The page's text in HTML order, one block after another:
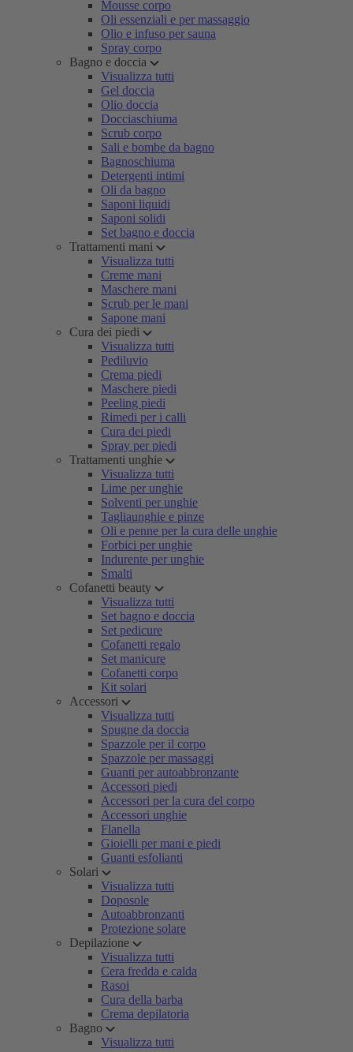
Mousse corpo
Oli essenziali e per massaggio
Olio e infuso per sauna
Spray corpo
Bagno e doccia
Visualizza tutti
Gel doccia
Olio doccia
Docciaschiuma
Scrub corpo
Sali e bombe da bagno
Bagnoschiuma
Detergenti intimi
Oli da bagno
Saponi liquidi
Saponi solidi
Set bagno e doccia
Trattamenti mani
Visualizza tutti
Creme mani
Maschere mani
Scrub per le mani
Sapone mani
Cura dei piedi
Visualizza tutti
Pediluvio
Crema piedi
Maschere piedi
Peeling piedi
Rimedi per i calli
Cura dei piedi
Spray per piedi
Trattamenti unghie
Visualizza tutti
Lime per unghie
Solventi per unghie
Tagliaunghie e pinze
Oli e penne per la cura delle unghie
Forbici per unghie
Indurente per unghie
Smalti
Cofanetti beauty
Visualizza tutti
Set bagno e doccia
Set pedicure
Cofanetti regalo
Set manicure
Cofanetti corpo
Kit solari
Accessori
Visualizza tutti
Spugne da doccia
Spazzole per il corpo
Spazzole per massaggi
Guanti per autoabbronzante
Accessori piedi
Accessori per la cura del corpo
Accessori unghie
Flanella
Gioielli per mani e piedi
Guanti esfolianti
Solari
Visualizza tutti
Doposole
Autoabbronzanti
Protezione solare
Depilazione
Visualizza tutti
Cera fredda e calda
Rasoi
Cura della barba
Crema depilatoria
Bagno
Visualizza tutti